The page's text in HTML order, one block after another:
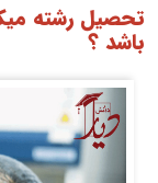
تحصیل رشته
باشد ؟